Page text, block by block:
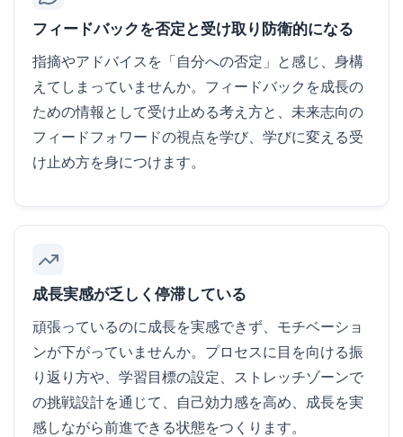
フィードバックを否定と受け取り防衛的になる
指摘やアドバイスを「自分への否定」と感じ、身構
えてしまっていませんか。フィードバックを成長の
ための情報として受け止める考え方と、未来志向の
フィードフォワードの視点を学び、学びに変える受
け止め方を身につけます。
成長実感が乏しく停滞している
頑張っているのに成長を実感できず、モチベーショ
ンが下がっていませんか。プロセスに目を向ける振
り返り方や、学習目標の設定、ストレッチゾーンで
の挑戦設計を通じて、自己効力感を高め、成長を実
感しながら前進できる状態をつくります。